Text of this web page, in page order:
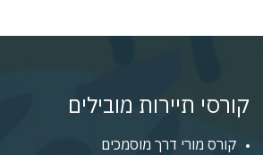
קורסי תיירות מובילים
קורס מורי דרך מוסמכים